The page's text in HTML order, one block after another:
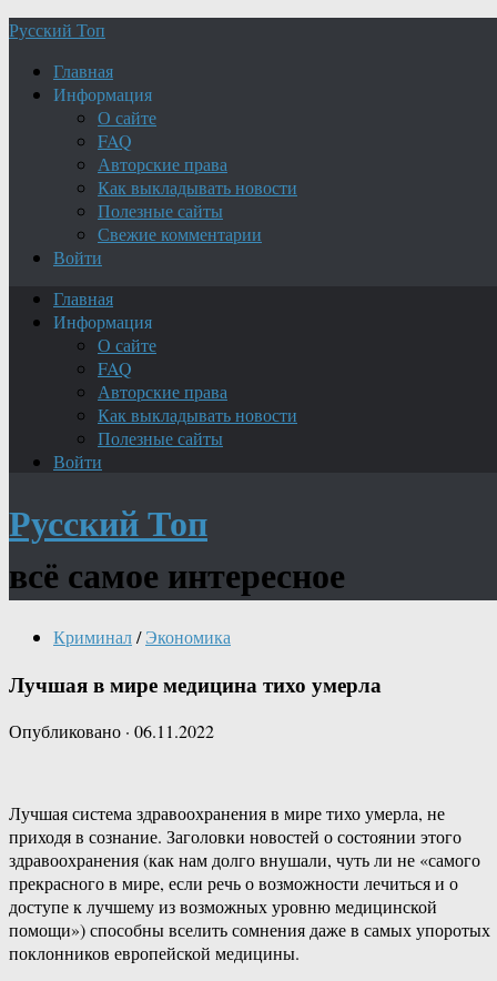
Русский Топ
Главная
Информация
О сайте
FAQ
Авторские права
Как выкладывать новости
Полезные сайты
Свежие комментарии
Войти
Главная
Информация
О сайте
FAQ
Авторские права
Как выкладывать новости
Полезные сайты
Войти
Русский Топ
всё самое интересное
Криминал/ Экономика
Лучшая в мире медицина тихо умерла
Опубликовано · 06.11.2022
Лучшая система здравоохранения в мире тихо умерла, не
приходя в сознание. Заголовки новостей о состоянии этого
здравоохранения (как нам долго внушали, чуть ли не «самого
прекрасного в мире, если речь о возможности лечиться и о
доступе к лучшему из возможных уровню медицинской
помощи») способны вселить сомнения даже в самых упоротых
поклонников европейской медицины.